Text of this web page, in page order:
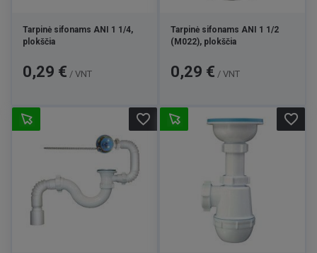
Tarpinė sifonams ANI 1 1/4,
plokščia
Kaina
0,29 € / VNT
Tarpinė sifonams ANI 1 1/2
(M022), plokščia
Kaina
0,29 € / VNT
favorite_border favorite_border